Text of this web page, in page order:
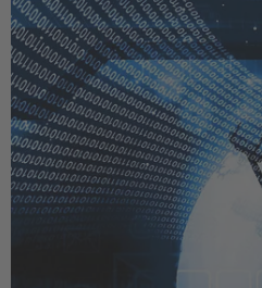
AI & Digital Trust
Health
Mobility
Standards